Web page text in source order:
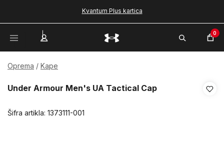
Kvantum Plus kartica
0
Oprema Kape
Under Armour Men's UA Tactical Cap
Šifra artikla: 1373111-001